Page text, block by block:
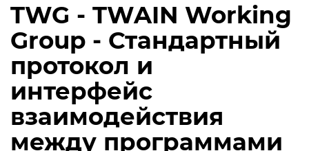
TWG - TWAIN Working
Group - Стандартный
протокол и
интерфейс
взаимодействия
между программами